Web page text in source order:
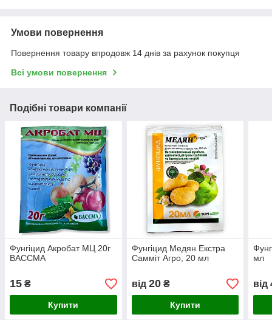
Умови повернення
Повернення товару впродовж 14 днів за рахунок покупця
Всі умови повернення
Подібні товари компанії
Фунгіцид Акробат МЦ 20г
ВАССМА
15 ₴
Купити
Фунгіцид Медян Екстра
Самміт Агро, 20 мл
від 20₴
Купити
мл
від